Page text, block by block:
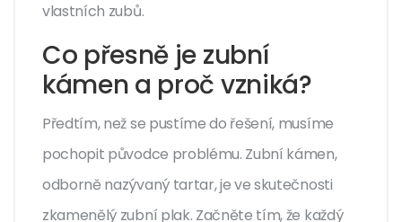
vlastních zubů.
Co přesně je zubní
kámen a proč vzniká?
Předtím, než se pustíme do řešení, musíme
pochopit původce problému. Zubní kámen,
odborně nazývaný tartar, je ve skutečnosti
zkamenělý zubní plak. Začněte tím, že každý